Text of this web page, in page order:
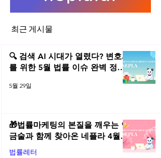
킹 기법의 파밍 사기
최근 게시물
🔍 검색 AI 시대가 열렸다? 변호사
를 위한 5월 법률 이슈 완벽 정리 |
5월 29일
🎁법률마케팅의 본질을 깨우는 연
금술과 함께 찾아온 네플라 4월
법률레터
법률레터